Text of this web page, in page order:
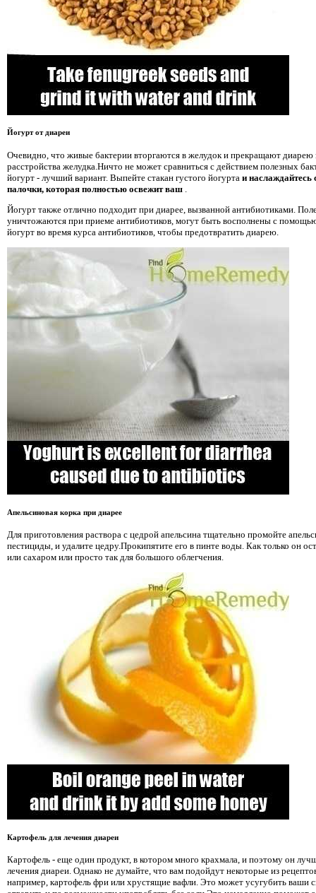
Йогурт от диареи
Очевидно, что живые бактерии вторгаются в желудок и прекращают диарею
расстройства желудка.Ничто не может сравниться с действием полезных
йогурт - лучший вариант. Выпейте стакан густого йогурта и наслаждайтесь
палочки, которая полностью освежит ваш
Йогурт также отлично подходит при диарее, вызванной антибиотиками.
уничтожаются при приеме антибиотиков, могут быть восполнены с
йогурт во время курса антибиотиков, чтобы предотвратить диарею.
Апельсиновая корка при диарее
Для приготовления раствора с цедрой апельсина тщательно промойте
пестициды, и удалите цедру.Прокипятите его в пинте воды. Как только он
или сахаром или просто так для большого облегчения.
Картофель для лечения диареи
Картофель - еще один продукт, в котором много крахмала, и поэтому он
лечения диареи. Однако не думайте, что вам подойдут некоторые из
например, картофель фри или хрустящие вафли. Это может усугубить ваши